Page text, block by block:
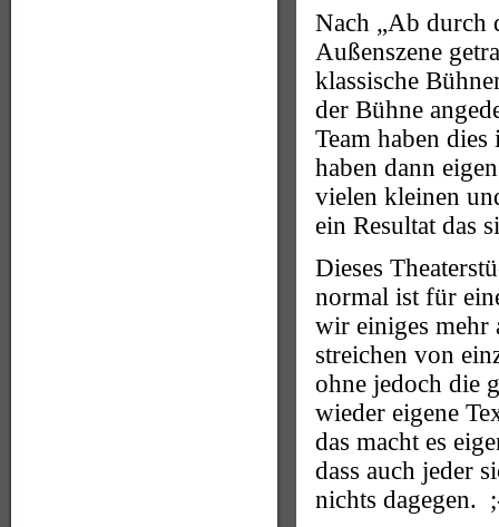
Nach „Ab durch
Außenszene
klassische
der Bühne
Team haben
haben dann
vielen kleinen
ein Resultat das
Dieses
normal ist für
wir einiges mehr
streichen von
ohne jedoch die
wieder eigene
das macht es
dass auch jeder
nichts dagegen.